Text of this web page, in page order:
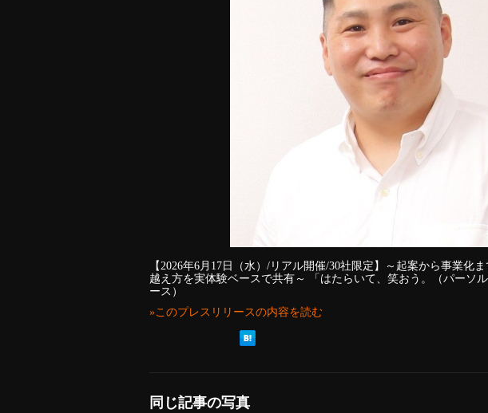
【2026年6月17日（水）/リアル開催/30社限定】～起案から事業化
越え方を実体験ベースで共有～ 「はたらいて、笑おう。（パーソ
ース）
»このプレスリリースの内容を読む
同じ記事の写真